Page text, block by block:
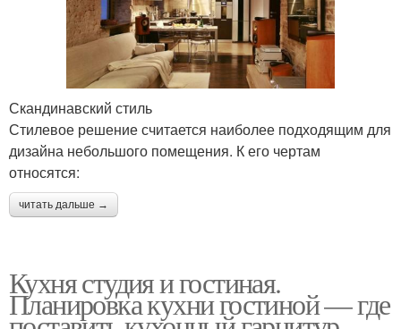
Скандинавский стиль
Стилевое решение считается наиболее подходящим для
дизайна небольшого помещения. К его чертам
относятся:
читать дальше →
Кухня студия и гостиная.
Планировка кухни гостиной — где